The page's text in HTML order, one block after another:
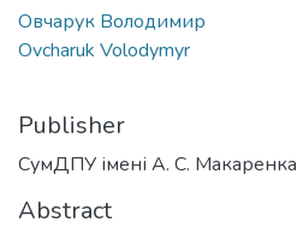
Овчарук Володимир
Ovcharuk Volodymyr
Publisher
СумДПУ імені А. С. Макаренка
Abstract